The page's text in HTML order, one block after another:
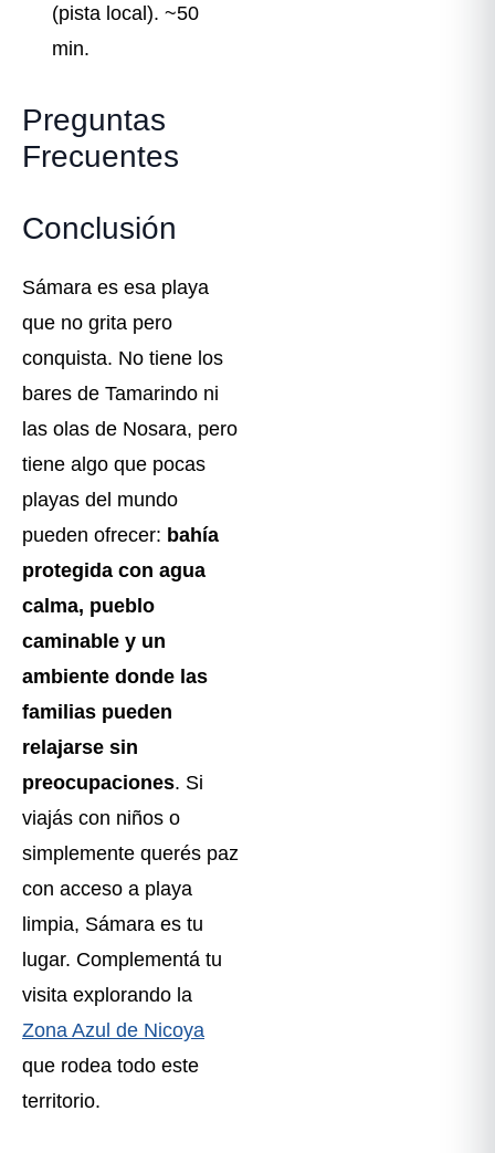
(pista local). ~50
min.
Preguntas
Frecuentes
Conclusión
Sámara es esa playa
que no grita pero
conquista. No tiene los
bares de Tamarindo ni
las olas de Nosara, pero
tiene algo que pocas
playas del mundo
pueden ofrecer: bahía
protegida con agua
calma, pueblo
caminable y un
ambiente donde las
familias pueden
relajarse sin
preocupaciones. Si
viajás con niños o
simplemente querés paz
con acceso a playa
limpia, Sámara es tu
lugar. Complementá tu
visita explorando la
Zona Azul de Nicoya
que rodea todo este
territorio.